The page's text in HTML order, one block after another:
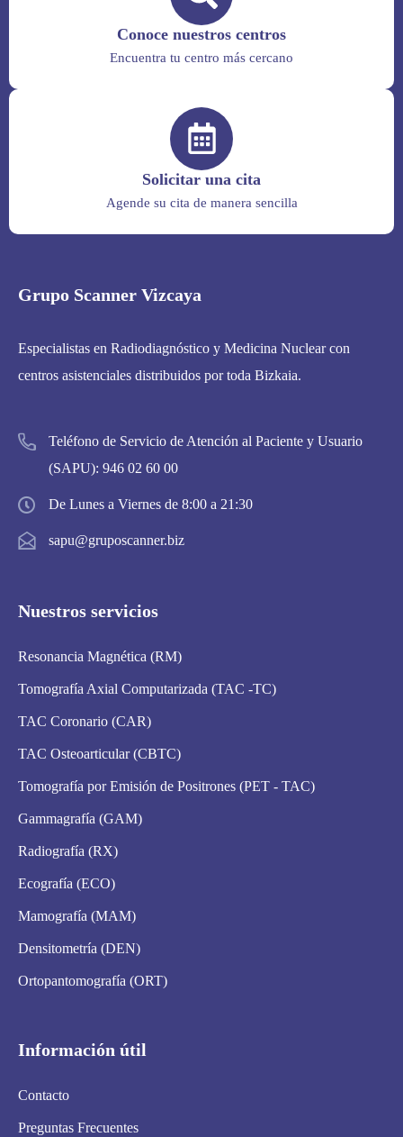
Conoce nuestros centros
Encuentra tu centro más cercano
Solicitar una cita
Agende su cita de manera sencilla
Grupo Scanner Vizcaya
Especialistas en Radiodiagnóstico y Medicina Nuclear con
centros asistenciales distribuidos por toda Bizkaia.
Teléfono de Servicio de Atención al Paciente y Usuario
(SAPU): 946 02 60 00
De Lunes a Viernes de 8:00 a 21:30
sapu@gruposcanner.biz
Nuestros servicios
Resonancia Magnética (RM)
Tomografía Axial Computarizada (TAC -TC)
TAC Coronario (CAR)
TAC Osteoarticular (CBTC)
Tomografía por Emisión de Positrones (PET - TAC)
Gammagrafía (GAM)
Radiografía (RX)
Ecografía (ECO)
Mamografía (MAM)
Densitometría (DEN)
Ortopantomografía (ORT)
Información útil
Contacto
Preguntas Frecuentes